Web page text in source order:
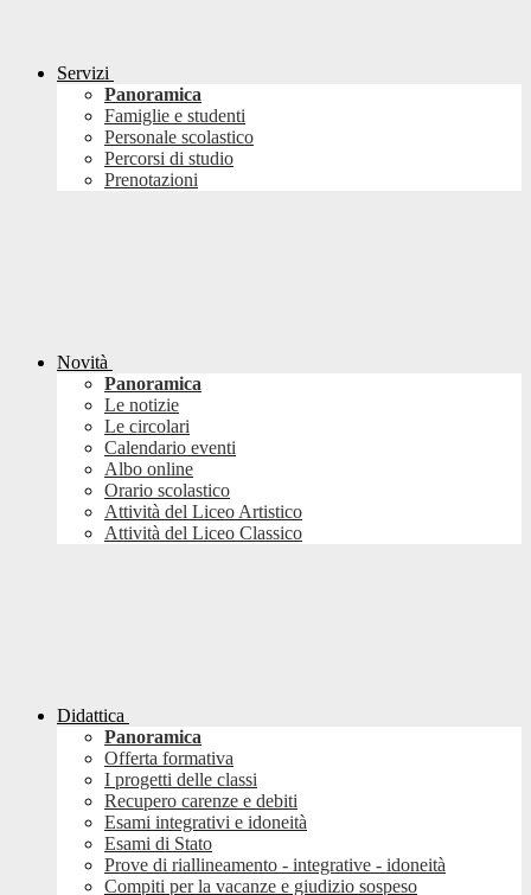
Servizi
Panoramica
Famiglie e studenti
Personale scolastico
Percorsi di studio
Prenotazioni
Novità
Panoramica
Le notizie
Le circolari
Calendario eventi
Albo online
Orario scolastico
Attività del Liceo Artistico
Attività del Liceo Classico
Didattica
Panoramica
Offerta formativa
I progetti delle classi
Recupero carenze e debiti
Esami integrativi e idoneità
Esami di Stato
Prove di riallineamento - integrative - idoneità
Compiti per la vacanze e giudizio sospeso